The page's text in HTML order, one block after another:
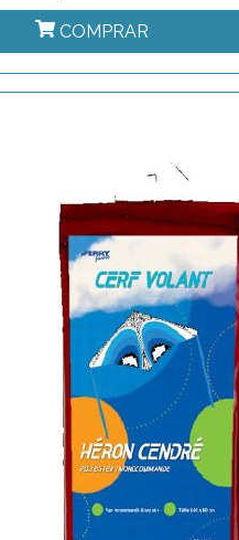
COMPRAR